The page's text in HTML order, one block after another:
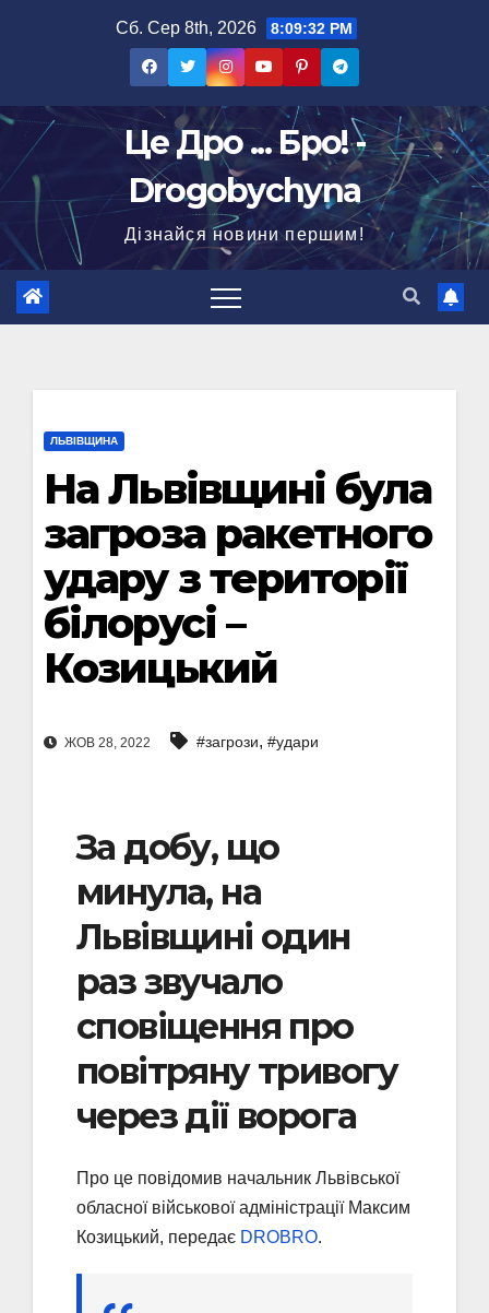
Сб. Сер 8th, 2026 8:09:33 PM
Це Дро ... Бро! -
Drogobychyna
Дізнайся новини першим!
ЛЬВІВЩИНА
На Львівщині була
загроза ракетного
удару з території
білорусі –
Козицький
ЖОВ 28, 2022 #загрози, #удари
За добу, що
минула, на
Львівщині один
раз звучало
сповіщення про
повітряну тривогу
через дії ворога
Про це повідомив начальник Львівської
обласної військової адміністрації Максим
Козицький, передає DROBRO.